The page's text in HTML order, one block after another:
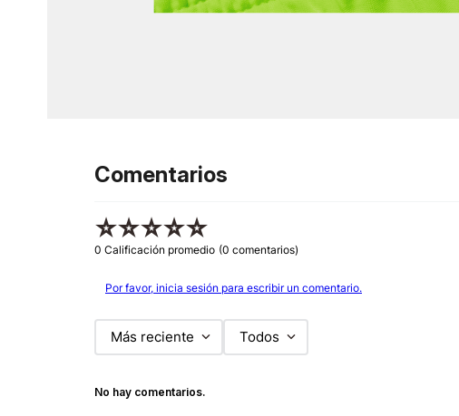
Comentarios
☆☆☆☆☆
0 Calificación promedio (0 comentarios)
Por favor, inicia sesión para escribir un comentario.
Más reciente Todos
No hay comentarios.